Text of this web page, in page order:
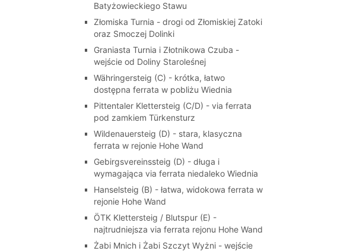
Batyżowieckiego Stawu
Złomiska Turnia - drogi od Złomiskiej Zatoki
oraz Smoczej Dolinki
Graniasta Turnia i Złotnikowa Czuba -
wejście od Doliny Staroleśnej
Währingersteig (C) - krótka, łatwo
dostępna ferrata w pobliżu Wiednia
Pittentaler Klettersteig (C/D) - via ferrata
pod zamkiem Türkensturz
Wildenauersteig (D) - stara, klasyczna
ferrata w rejonie Hohe Wand
Gebirgsvereinssteig (D) - długa i
wymagająca via ferrata niedaleko Wiednia
Hanselsteig (B) - łatwa, widokowa ferrata w
rejonie Hohe Wand
ÖTK Klettersteig / Blutspur (E) -
najtrudniejsza via ferrata rejonu Hohe Wand
Żabi Mnich i Żabi Szczyt Wyżni - wejście